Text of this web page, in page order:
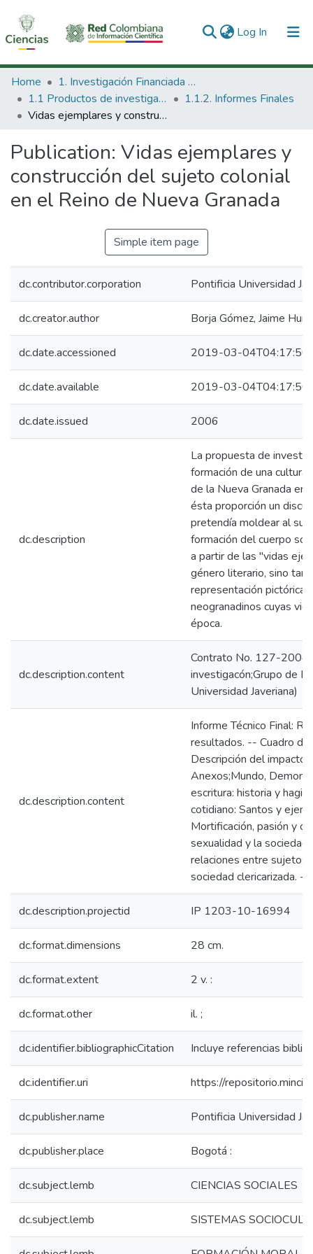
Log In (current)
Communities & Collections
All of DSpace
Home
1. Investigación Financiada con Recursos Públicos
1.1 Productos de investigación
1.1.2. Informes Finales
Vidas ejemplares y construcción del sujeto colonial en el Reino de Nueva Granada
Publication: Vidas ejemplares y
construcción del sujeto colonial
en el Reino de Nueva Granada
Simple item page
dc.contributor.corporation Pontificia Universidad
dc.creator.author Borja Gómez, Jaime
dc.date.accessioned 2019-03-
dc.date.available 2019-03-
dc.date.issued 2006
dc.description
La propuesta de
formación de una
de la Nueva Granada en
ésta proporción un
pretendía moldear al
formación del cuerpo
a partir de las "vidas
género literario, sino
representación pictórica
neogranadinos cuyas
época.
dc.description.content
Contrato No. 127-
investigacón;Grupo de
Universidad Javeriana)
dc.description.content
Informe Técnico Final:
resultados. -- Cuadro
Descripción del
Anexos;Mundo,
escritura: historia y
cotidiano: Santos y
Mortificación, pasión y
sexualidad y la
relaciones entre sujetos.
sociedad clericarizada. --
dc.description.projectid IP 1203-10-16994
dc.format.dimensions 28 cm.
dc.format.extent 2 v. :
dc.format.other il. ;
dc.identifier.bibliographicCitation Incluye referencias
dc.identifier.uri https://
dc.publisher.name Pontificia Universidad
dc.publisher.place Bogotá :
dc.subject.lemb CIENCIAS SOCIALES
dc.subject.lemb SISTEMAS